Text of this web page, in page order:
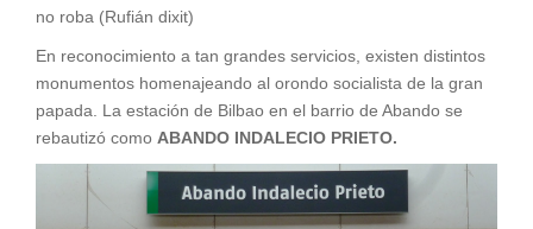
no roba (Rufián dixit)
En reconocimiento a tan grandes servicios, existen distintos
monumentos homenajeando al orondo socialista de la gran
papada. La estación de Bilbao en el barrio de Abando se
rebautizó como ABANDO INDALECIO PRIETO.